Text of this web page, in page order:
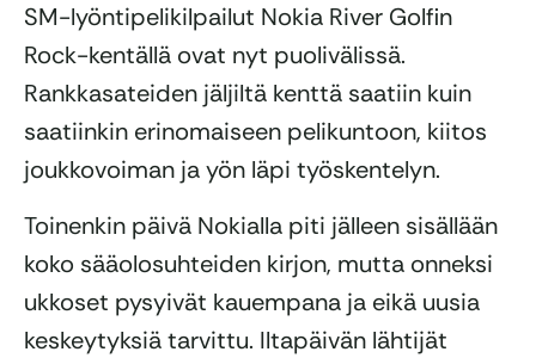
SM-lyöntipelikilpailut Nokia River Golfin
Rock-kentällä ovat nyt puolivälissä.
Rankkasateiden jäljiltä kenttä saatiin kuin
saatiinkin erinomaiseen pelikuntoon, kiitos
joukkovoiman ja yön läpi työskentelyn.
Toinenkin päivä Nokialla piti jälleen sisällään
koko sääolosuhteiden kirjon, mutta onneksi
ukkoset pysyivät kauempana ja eikä uusia
keskeytyksiä tarvittu. Iltapäivän lähtijät